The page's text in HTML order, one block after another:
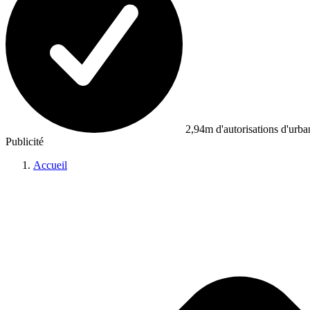
2,94m d'autorisations
Publicité
Accueil